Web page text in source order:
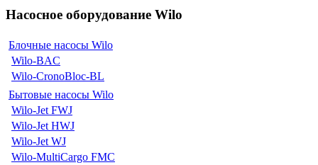
Насосное оборудование Wilo
Блочные насосы Wilo
Wilo-BAC
Wilo-CronoBloc-BL
Бытовые насосы Wilo
Wilo-Jet FWJ
Wilo-Jet HWJ
Wilo-Jet WJ
Wilo-MultiCargo FMC